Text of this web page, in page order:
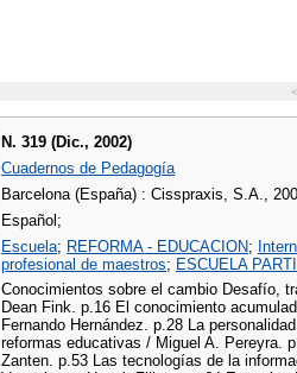
N. 319 (Dic., 2002)
Cuadernos de Pedagogía
Barcelona (España) : Cisspraxis, S.A.,
Español;
Escuela; REFORMA - EDUCACION;
profesional de maestros; ESCUELA
Conocimientos sobre el cambio Desafío,
Dean Fink. p.16 El conocimiento
Fernando Hernández. p.28 La
reformas educativas / Miguel A. Pereyra.
Zanten. p.53 Las tecnologías de la